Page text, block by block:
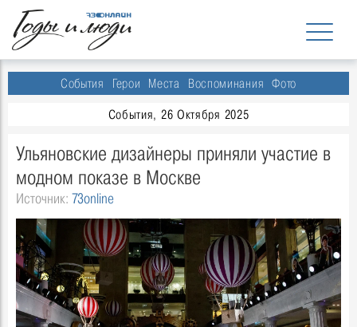
События Герои Места Воспоминания Фото
События, 26 Октября 2025
Ульяновские дизайнеры приняли участие в
модном показе в Москве
Источник: 73online